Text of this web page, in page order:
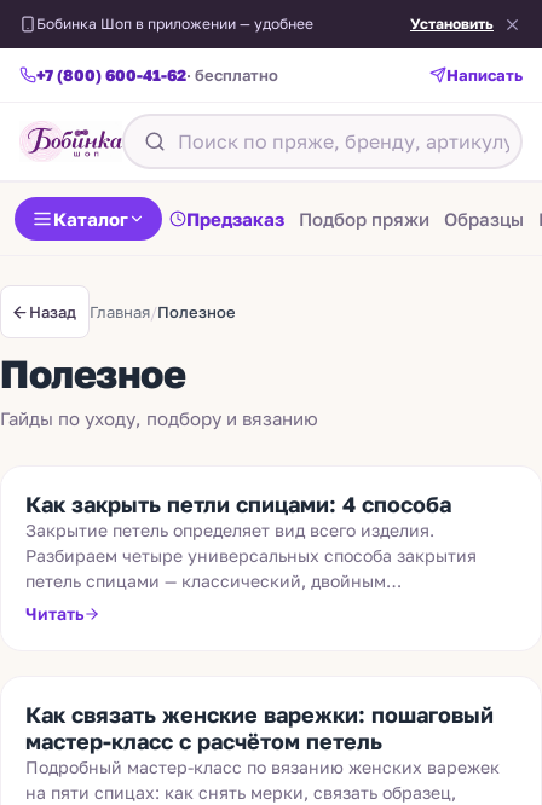
Бобинка Шоп в приложении — удобнее Установить
+7 (800) 600-41-62· бесплатно Написать
Каталог Предзаказ Подбор пряжи Образцы
Назад Главная/Полезное
Полезное
Гайды по уходу, подбору и вязанию
Как закрыть петли спицами: 4 способа
Закрытие петель определяет вид всего изделия.
Разбираем четыре универсальных способа закрытия
петель спицами — классический, двойным
провязыванием, эластичный и с поднятием петель — с
Читать
Как связать женские варежки: пошаговый
мастер-класс с расчётом петель
Подробный мастер-класс по вязанию женских варежек
на пяти спицах: как снять мерки, связать образец,